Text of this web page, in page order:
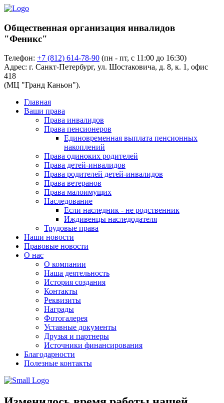
Общественная организация инвалидов
"Феникс"
Телефон: +7 (812) 614-78-90 (пн - пт, с 11:00 до 16:30)
Адрес: г. Санкт-Петербург, ул. Шостаковича, д. 8, к. 1, офис
418
(МЦ "Гранд Каньон").
Главная
Ваши права
Права инвалидов
Права пенсионеров
Единовременная выплата пенсионных
накоплений
Права одиноких родителей
Права детей-инвалидов
Права родителей детей-инвалидов
Права ветеранов
Права малоимущих
Наследование
Если наследник - не родственник
Иждивенцы наследодателя
Трудовые права
Наши новости
Правовые новости
О нас
О компании
Наша деятельность
История создания
Контакты
Реквизиты
Награды
Фотогалерея
Уставные документы
Друзья и партнеры
Источники финансирования
Благодарности
Полезные контакты